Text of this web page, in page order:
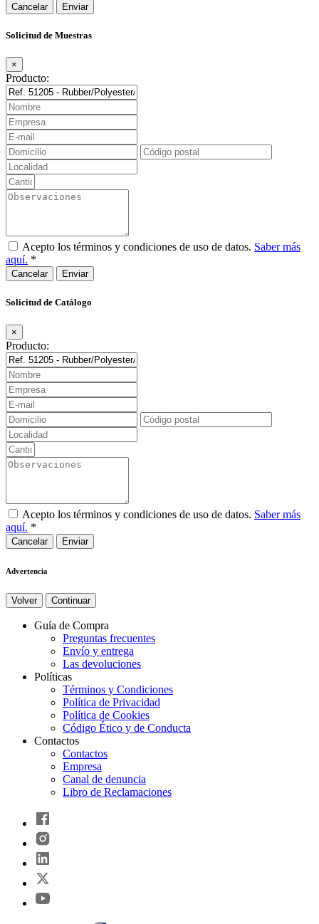
Cancelar
Solicitud de Muestras
×
Producto:
Acepto los términos y condiciones de uso de datos. Saber más
aquí. *
Cancelar
Solicitud de Catálogo
×
Producto:
Acepto los términos y condiciones de uso de datos. Saber más
aquí. *
Cancelar
Advertencia
Volver Continuar
Guía de Compra
Preguntas frecuentes
Envío y entrega
Las devoluciones
Políticas
Términos y Condiciones
Política de Privacidad
Política de Cookies
Código Ético y de Conducta
Contactos
Contactos
Empresa
Canal de denuncia
Libro de Reclamaciones